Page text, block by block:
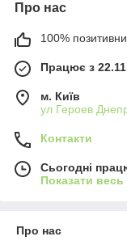
Про нас
100%
Працює з
м. Київ
ул Героев
Контакти
Сьогодні
Показати
Про нас